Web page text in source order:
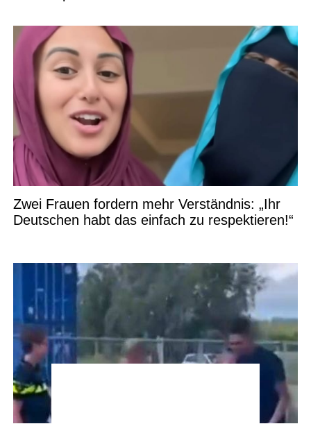
Zwei Frauen fordern mehr Verständnis: „Ihr
Deutschen habt das einfach zu respektieren!“